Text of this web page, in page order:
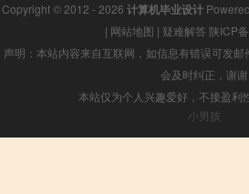
Copyright © 2012 - 2026 计算机毕业设计
| 网站地图 | 疑难解答 陕ICP
声明：本站内容来自互联网，如信息有错误可发
会及时纠正，谢谢
本站仅为个人兴趣爱好，不接盈利
小男孩